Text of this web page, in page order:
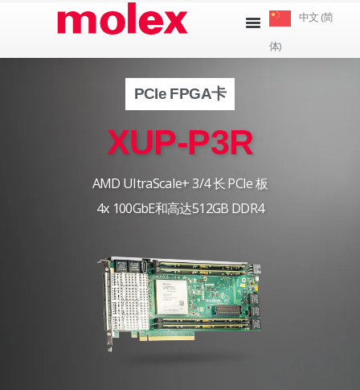
中文 (简
体)
PCIe FPGA卡
XUP-P3R
AMD UltraScale+ 3/4 长 PCIe 板
4x 100GbE和高达512GB DDR4